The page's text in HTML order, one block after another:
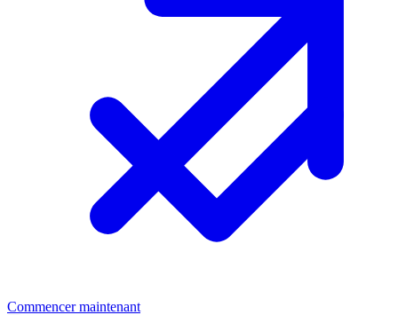
Commencer maintenant